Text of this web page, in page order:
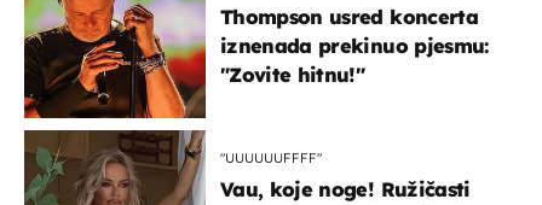
Thompson usred koncerta
iznenada prekinuo pjesmu:
"Zovite hitnu!"
"UUUUUUFFFF"
Vau, koje noge! Ružičasti